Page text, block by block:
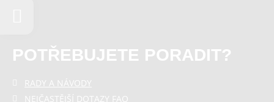
POTŘEBUJETE PORADIT?
RADY A NÁVODY
NEJČASTĚJŠÍ DOTAZY FAQ